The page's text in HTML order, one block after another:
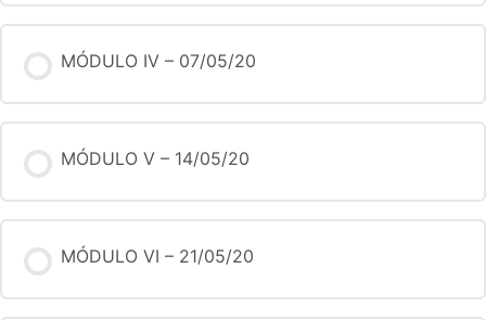
MÓDULO IV – 07/05/20
MÓDULO V – 14/05/20
MÓDULO VI – 21/05/20